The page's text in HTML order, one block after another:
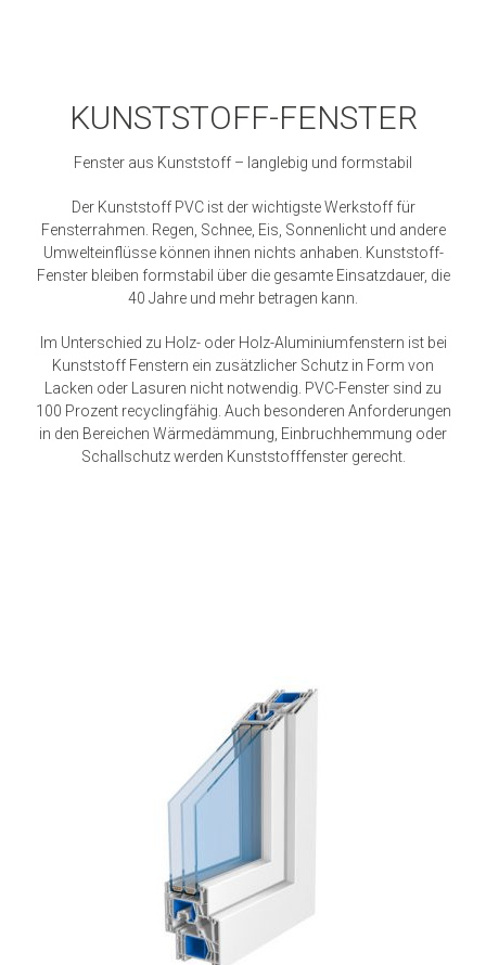
KUNSTSTOFF-FENSTER
Fenster aus Kunststoff – langlebig und formstabil
Der Kunststoff PVC ist der wichtigste Werkstoff für
Fensterrahmen. Regen, Schnee, Eis, Sonnenlicht und andere
Umwelteinflüsse können ihnen nichts anhaben. Kunststoff-
Fenster bleiben formstabil über die gesamte Einsatzdauer, die
40 Jahre und mehr betragen kann.
Im Unterschied zu Holz- oder Holz-Aluminiumfenstern ist bei
Kunststoff Fenstern ein zusätzlicher Schutz in Form von
Lacken oder Lasuren nicht notwendig. PVC-Fenster sind zu
100 Prozent recyclingfähig. Auch besonderen Anforderungen
in den Bereichen Wärmedämmung, Einbruchhemmung oder
Schallschutz werden Kunststofffenster gerecht.